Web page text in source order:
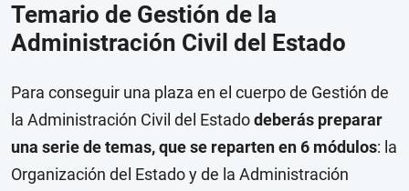
Temario de Gestión de la
Administración Civil del Estado
Para conseguir una plaza en el cuerpo de Gestión de
la Administración Civil del Estadodeberás preparar
una serie de temas, que se reparten en 6 módulos: la
Organización del Estado y de la Administración